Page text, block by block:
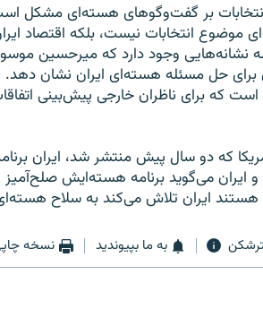
انتخابات بر گفت‌وگوهای هسته‌ای مشکل
موضوع انتخابات نيست، بلکه اقتصاد
وجود دارد که ميرحسين
حل مسئله هسته‌ای ايران نشان دهد.
که برای ناظران خارجی پيش‌بينی
آمريکا که دو سال پيش منتشر شد، ايران
می‌گويد برنامه هسته‌ايش صلح‌آميز
ايران تلاش می‌کند به سلاح
به ما بپیوندید نسخه